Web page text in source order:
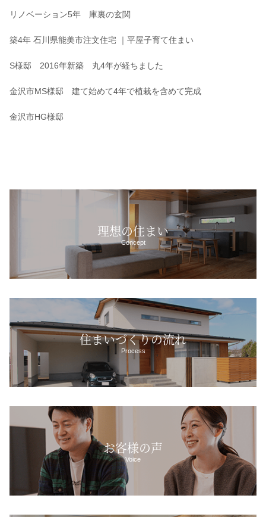
リノベーション5年 庫裏の玄関
築4年 石川県能美市注文住宅 ｜平屋子育て住まい
S様邸 2016年新築 丸4年が経ちました
金沢市MS様邸 建て始めて4年で植栽を含めて完成
金沢市HG様邸
理想の住まい
Concept
住まいづくりの流れ
Process
お客様の声
Voice